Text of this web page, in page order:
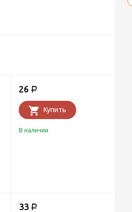
26 Р
Купить
В наличии
33 Р